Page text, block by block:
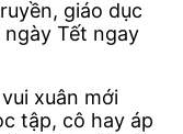
giáo dục
Tết ngay
xuân mới
tập, cô hay áp